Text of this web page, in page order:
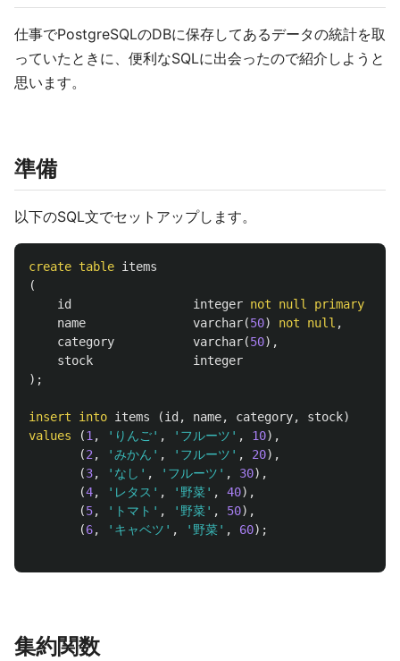
仕事でPostgreSQLのDBに保存してあるデータの統計を取
っていたときに、便利なSQLに出会ったので紹介しようと
思います。
準備
以下のSQL文でセットアップします。
create table items
(
id
integer not null primary
name
varchar(50) not null ,
category
varchar(50),
stock
integer
);
insert into items (id , name, category, stock)
values
(1 , 'りんご' , 'フルーツ' , 10),
(2 , 'みかん' , 'フルーツ' , 20),
(3, 'なし' , 'フルーツ' , 30),
(4, 'レタス' , '野菜' , 40),
(5, 'トマト' , '野菜' , 50),
(6, 'キャベツ' , '野菜' , 60);
集約関数